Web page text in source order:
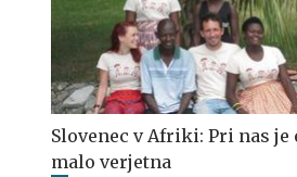
Slovenec v Afriki: Pri nas je
malo verjetna